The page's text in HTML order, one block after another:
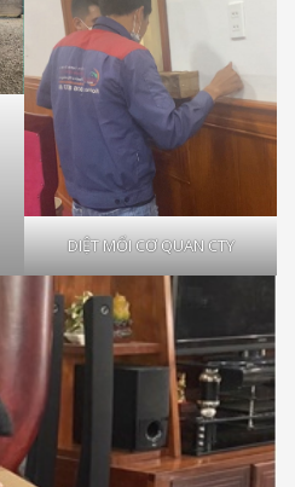
DIỆT MỐI CƠ QUAN CTY